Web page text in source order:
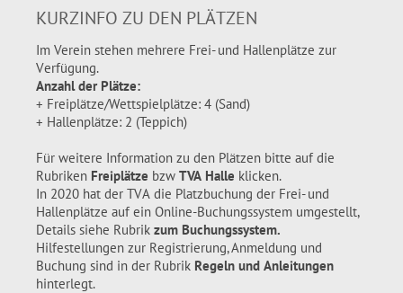
KURZINFO ZU DEN PLÄTZEN
Im Verein stehen mehrere Frei- und Hallenplätze zur
Verfügung.
Anzahl der Plätze:
+ Freiplätze/Wettspielplätze: 4 (Sand)
+ Hallenplätze: 2 (Teppich)
Für weitere Information zu den Plätzen bitte auf die
Rubriken Freiplätze bzw TVA Halle klicken.
In 2020 hat der TVA die Platzbuchung der Frei- und
Hallenplätze auf ein Online-Buchungssystem umgestellt,
Details siehe Rubrik zum Buchungssystem.
Hilfestellungen zur Registrierung, Anmeldung und
Buchung sind in der Rubrik Regeln und Anleitungen
hinterlegt.